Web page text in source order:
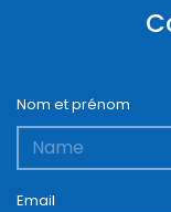
Nom et prénom
Email